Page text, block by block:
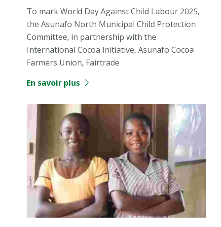
To mark World Day Against Child Labour 2025,
the Asunafo North Municipal Child Protection
Committee, in partnership with the
International Cocoa Initiative, Asunafo Cocoa
Farmers Union, Fairtrade
En savoir plus